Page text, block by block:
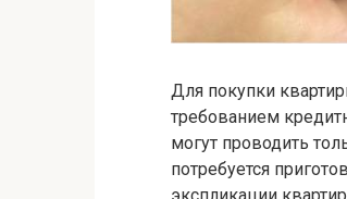
Для покупки
требованием
могут проводить
потребуется